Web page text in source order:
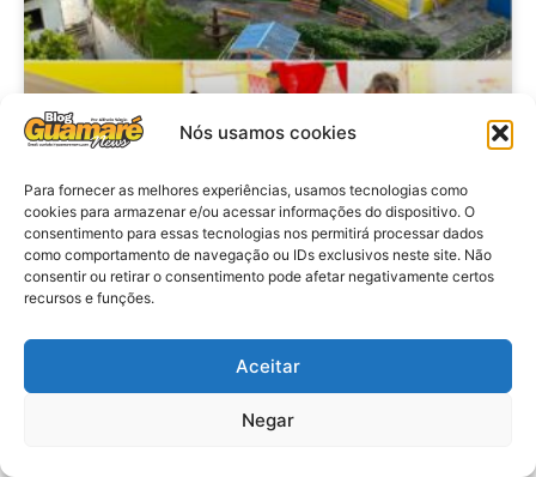
Nós usamos cookies
Para fornecer as melhores experiências, usamos tecnologias como
cookies para armazenar e/ou acessar informações do dispositivo. O
consentimento para essas tecnologias nos permitirá processar dados
como comportamento de navegação ou IDs exclusivos neste site. Não
consentir ou retirar o consentimento pode afetar negativamente certos
recursos e funções.
Aceitar
Negar
Agenda: 10ª Mostra Pedagógica
da Casa Durval Paiva acontecerá
nesta quarta-feira (29)